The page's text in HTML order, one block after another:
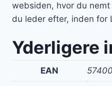
websiden, hvor du
du leder efter, inden for
Yderligere
EAN